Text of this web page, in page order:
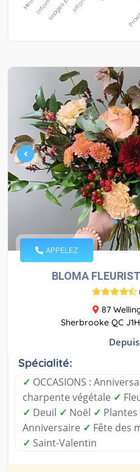
APPELEZ
BLOMA
87
Sherbrooke QC
Spécialité:
✓ OCCASIONS :
charpente végétale ✓
✓ Deuil ✓ Noël ✓ Plantes
Anniversaire ✓ Fête des
✓ Saint-Valentin